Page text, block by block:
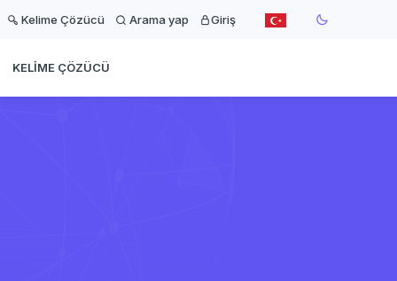
Kelime Çözücü Arama yap Giriş
KELIME ÇÖZÜCÜ